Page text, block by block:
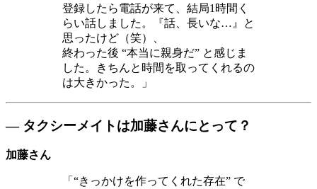
登録したら電話が来て、結局1時間く
らい話しました。『話、長いな…』と
思ったけど（笑）、
終わった後 “本当に親身だ” と感じま
した。きちんと時間を取ってくれるの
は大きかった。」
― タクシーメイトは加藤さんにとって？
加藤さん
「“きっかけを作ってくれた存在” で